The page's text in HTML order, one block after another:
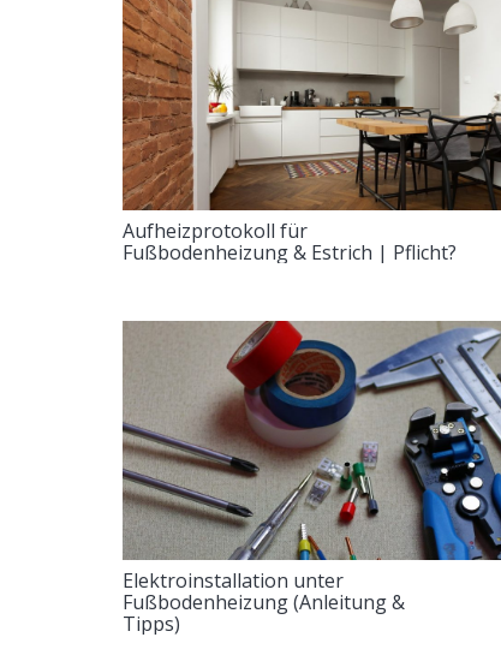
Aufheizprotokoll für
Fußbodenheizung & Estrich | Pflicht?
Elektroinstallation unter
Fußbodenheizung (Anleitung &
Tipps)